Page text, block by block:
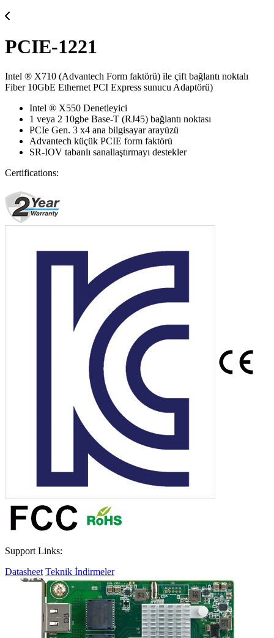
PCIE-1221
Intel ® X710 (Advantech Form faktörü) ile çift bağlantı noktalı
Fiber 10GbE Ethernet PCI Express sunucu Adaptörü)
Intel ® X550 Denetleyici
1 veya 2 10gbe Base-T (RJ45) bağlantı noktası
PCIe Gen. 3 x4 ana bilgisayar arayüzü
Advantech küçük PCIE form faktörü
SR-IOV tabanlı sanallaştırmayı destekler
Certifications:
Support Links:
Datasheet Teknik İndirmeler